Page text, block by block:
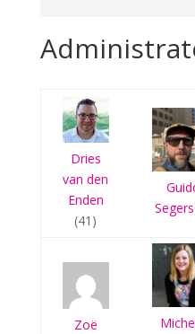
Dries
van den
Enden
(41)
Segers
Zoë